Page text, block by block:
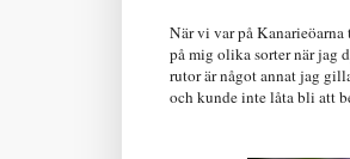
När vi var på
på mig olika sorter när jag
rutor är något annat jag
och kunde inte låta bli att